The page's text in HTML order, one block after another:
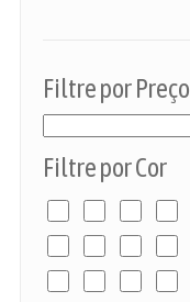
Filtre por Preço
Filtre por Cor